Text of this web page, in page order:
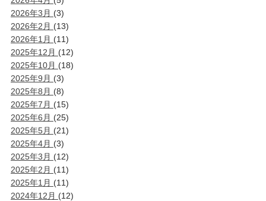
2026年3月 (3)
2026年2月 (13)
2026年1月 (11)
2025年12月 (12)
2025年10月 (18)
2025年9月 (3)
2025年8月 (8)
2025年7月 (15)
2025年6月 (25)
2025年5月 (21)
2025年4月 (3)
2025年3月 (12)
2025年2月 (11)
2025年1月 (11)
2024年12月 (12)